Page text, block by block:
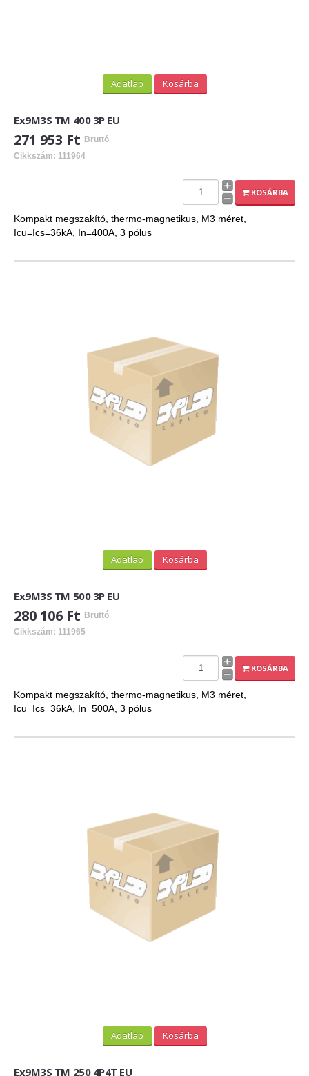
Adatlap Kosárba
Ex9M3S TM 400 3P EU
271 953 Ft Bruttó
Cikkszám: 111964
KOSÁRBA
Kompakt megszakító, thermo-magnetikus, M3 méret,
Icu=Ics=36kA, In=400A, 3 pólus
Adatlap Kosárba
Ex9M3S TM 500 3P EU
280 106 Ft Bruttó
Cikkszám: 111965
KOSÁRBA
Kompakt megszakító, thermo-magnetikus, M3 méret,
Icu=Ics=36kA, In=500A, 3 pólus
Adatlap Kosárba
Ex9M3S TM 250 4P4T EU